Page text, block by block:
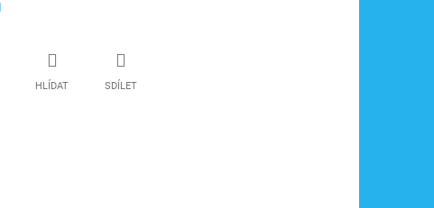
HLÍDAT SDÍLET